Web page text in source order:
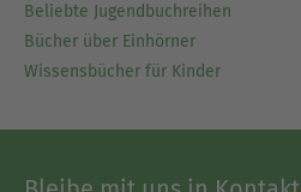
Beliebte Jugendbuchreihen
Bücher über Einhörner
Wissensbücher für Kinder